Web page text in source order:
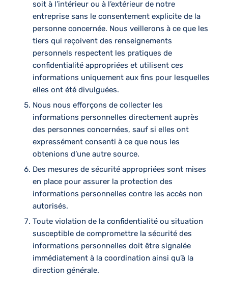
soit à l’intérieur ou à l’extérieur de notre
entreprise sans le consentement explicite de la
personne concernée. Nous veillerons à ce que les
tiers qui reçoivent des renseignements
personnels respectent les pratiques de
confidentialité appropriées et utilisent ces
informations uniquement aux fins pour lesquelles
elles ont été divulguées.
Nous nous efforçons de collecter les
informations personnelles directement auprès
des personnes concernées, sauf si elles ont
expressément consenti à ce que nous les
obtenions d’une autre source.
Des mesures de sécurité appropriées sont mises
en place pour assurer la protection des
informations personnelles contre les accès non
autorisés.
Toute violation de la confidentialité ou situation
susceptible de compromettre la sécurité des
informations personnelles doit être signalée
immédiatement à la coordination ainsi qu’à la
direction générale.